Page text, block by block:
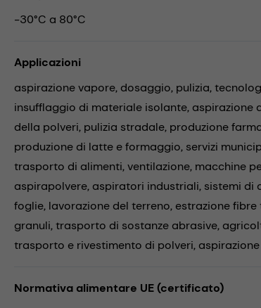
-30°C a 80°C
Applicazioni
aspirazione vapore, dosaggio, pulizia,
insufflaggio di materiale isolante, aspirazione
della polveri, pulizia stradale, produzione
produzione di latte e formaggio, servizi
trasporto di alimenti,ventilazione, macchine
aspirapolvere, aspiratori industriali, sistemi di
foglie, lavorazione del terreno, estrazione fibre
granuli,trasporto di sostanze abrasive,
trasporto e rivestimento di polveri,
Normativa alimentare UE (certificato)